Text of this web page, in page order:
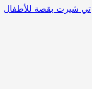
تي شيرت بقصة للأطفال